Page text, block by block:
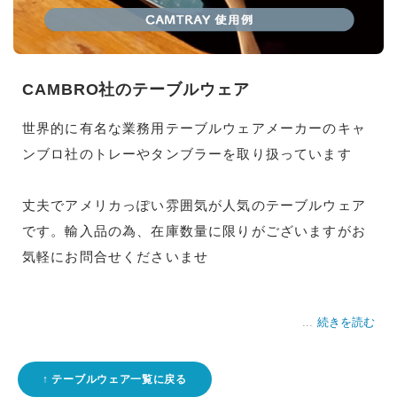
CAMBRO社のテーブルウェア
世界的に有名な業務用テーブルウェアメーカーのキャ
ンブロ社のトレーやタンブラーを取り扱っています
丈夫でアメリカっぽい雰囲気が人気のテーブルウェア
です。輸入品の為、在庫数量に限りがございますがお
気軽にお問合せくださいませ
続きを読む
テーブルウェア一覧に戻る